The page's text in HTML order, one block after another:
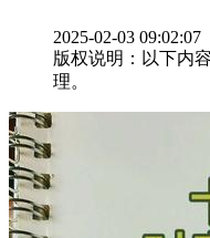
2025-02-03 09:02:07
版权说明：以下内
理。